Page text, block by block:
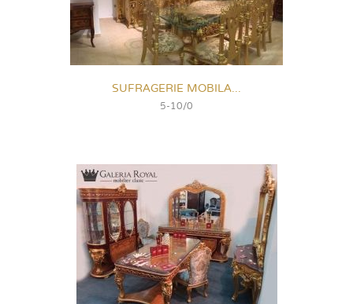
SUFRAGERIE MOBILA...
5-10/0